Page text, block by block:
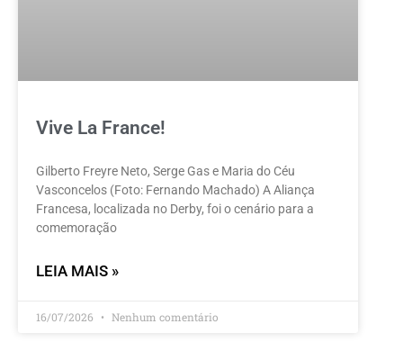
Vive La France!
Gilberto Freyre Neto, Serge Gas e Maria do Céu
Vasconcelos (Foto: Fernando Machado) A Aliança
Francesa, localizada no Derby, foi o cenário para a
comemoração
LEIA MAIS »
16/07/2026 Nenhum comentário